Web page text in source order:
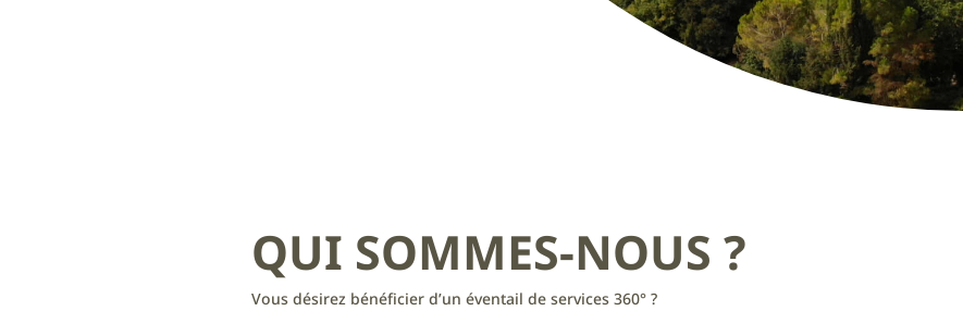
QUI SOMMES-NOUS ?
Vous désirez bénéficier d’un éventail de services 360° ?